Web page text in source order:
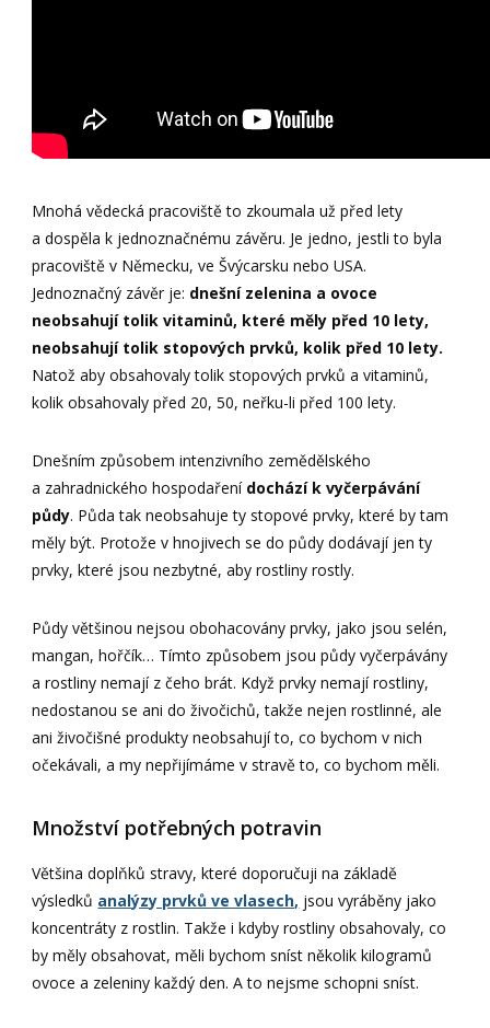
Mnohá vědecká pracoviště to zkoumala už před lety
a dospěla k jednoznačnému závěru. Je jedno, jestli to byla
pracoviště v Německu, ve Švýcarsku nebo USA.
Jednoznačný závěr je: dnešní zelenina a ovoce
neobsahují tolik vitaminů, které měly před 10 lety,
neobsahují tolik stopových prvků, kolik před 10 lety.
Natož aby obsahovaly tolik stopových prvků a vitaminů,
kolik obsahovaly před 20, 50, neřku-li před 100 lety.
Dnešním způsobem intenzivního zemědělského
a zahradnického hospodaření dochází k vyčerpávání
půdy. Půda tak neobsahuje ty stopové prvky, které by tam
měly být. Protože v hnojivech se do půdy dodávají jen ty
prvky, které jsou nezbytné, aby rostliny rostly.
Půdy většinou nejsou obohacovány prvky, jako jsou selén,
mangan, hořčík… Tímto způsobem jsou půdy vyčerpávány
a rostliny nemají z čeho brát. Když prvky nemají rostliny,
nedostanou se ani do živočichů, takže nejen rostlinné, ale
ani živočišné produkty neobsahují to, co bychom v nich
očekávali, a my nepřijímáme v stravě to, co bychom měli.
Množství potřebných potravin
Většina doplňků stravy, které doporučuji na základě
výsledků analýzy prvků ve vlasech, jsou vyráběny jako
koncentráty z rostlin. Takže i kdyby rostliny obsahovaly, co
by měly obsahovat, měli bychom sníst několik kilogramů
ovoce a zeleniny každý den. A to nejsme schopni sníst.